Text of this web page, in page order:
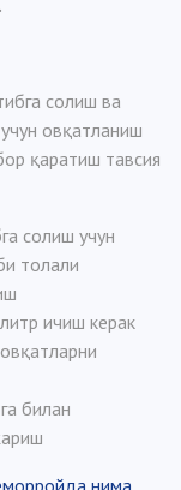
.
солиш ва
овқатланиш
қаратиш тавсия
солиш учун
толали
ичиш керак
билан
нима